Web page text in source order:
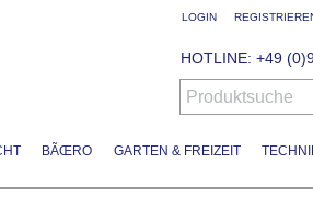
LOGIN
BÃŒRO GARTEN & FREIZEIT
HOTLINE: +49
Produktsuche